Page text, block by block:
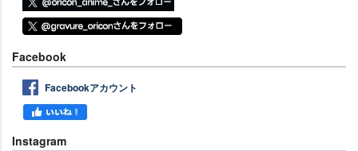
Facebook
Facebookアカウント
Instagram